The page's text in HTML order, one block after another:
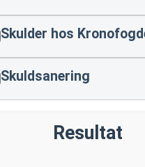
Skulder hos
Skuldsanering
Resultat